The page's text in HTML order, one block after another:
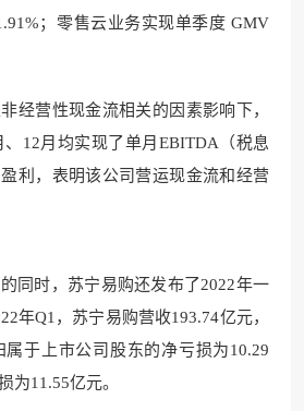
；零售云业务实现单季度 GMV
营性现金流相关的因素影响下，
、12月均实现了单月EBITDA（税息
利，表明该公司营运现金流和经营
时，苏宁易购还发布了2022年一
年Q1，苏宁易购营收193.74亿元，
属于上市公司股东的净亏损为10.29
为11.55亿元。